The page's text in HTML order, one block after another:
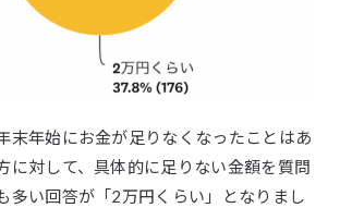
末年始にお金が足りなくなったことはあ
に対して、具体的に足りない金額を質問
多い回答が「2万円くらい」となりまし